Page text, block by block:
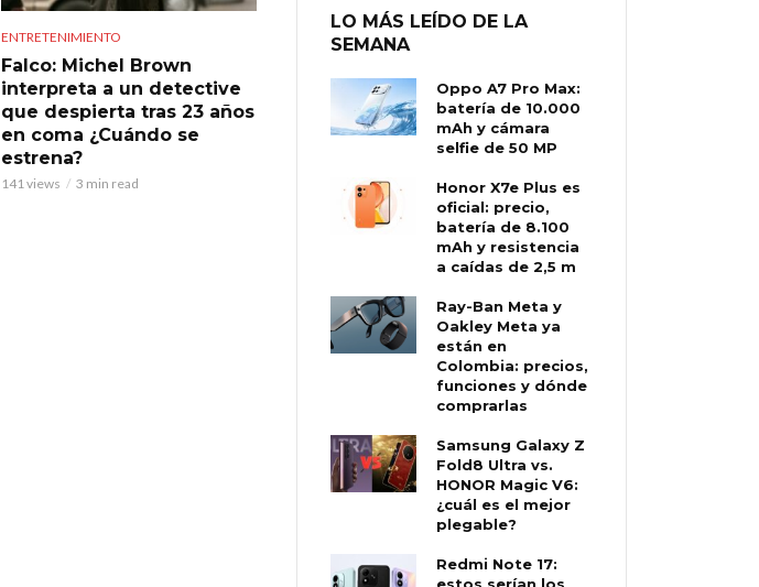
ENTRETENIMIENTO
Falco: Michel Brown
interpreta a un detective
que despierta tras 23 años
en coma ¿Cuándo se
estrena?
141 views 3 min read
LO MÁS LEÍDO DE LA
SEMANA
Oppo A7 Pro Max:
batería de 10.000
mAh y cámara
selfie de 50 MP
Honor X7e Plus es
oficial: precio,
batería de 8.100
mAh y resistencia
a caídas de 2,5 m
Ray-Ban Meta y
Oakley Meta ya
están en
Colombia: precios,
funciones y dónde
comprarlas
Samsung Galaxy Z
Fold8 Ultra vs.
HONOR Magic V6:
¿cuál es el mejor
plegable?
Redmi Note 17: